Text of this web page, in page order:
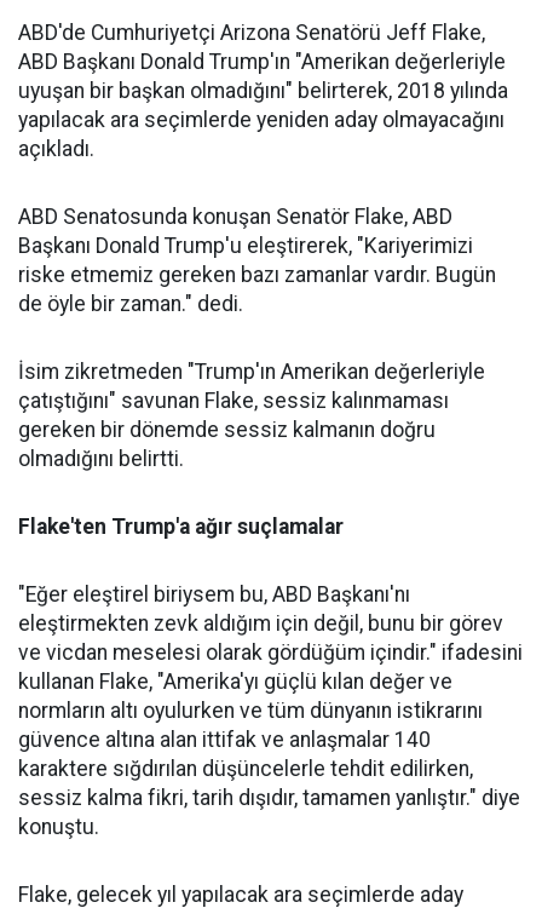
ABD'de Cumhuriyetçi Arizona Senatörü Jeff Flake,
ABD Başkanı Donald Trump'ın "Amerikan değerleriyle
uyuşan bir başkan olmadığını" belirterek, 2018 yılında
yapılacak ara seçimlerde yeniden aday olmayacağını
açıkladı.
ABD Senatosunda konuşan Senatör Flake, ABD
Başkanı Donald Trump'u eleştirerek, "Kariyerimizi
riske etmemiz gereken bazı zamanlar vardır. Bugün
de öyle bir zaman." dedi.
İsim zikretmeden "Trump'ın Amerikan değerleriyle
çatıştığını" savunan Flake, sessiz kalınmaması
gereken bir dönemde sessiz kalmanın doğru
olmadığını belirtti.
Flake'ten Trump'a ağır suçlamalar
"Eğer eleştirel biriysem bu, ABD Başkanı'nı
eleştirmekten zevk aldığım için değil, bunu bir görev
ve vicdan meselesi olarak gördüğüm içindir." ifadesini
kullanan Flake, "Amerika'yı güçlü kılan değer ve
normların altı oyulurken ve tüm dünyanın istikrarını
güvence altına alan ittifak ve anlaşmalar 140
karaktere sığdırılan düşüncelerle tehdit edilirken,
sessiz kalma fikri, tarih dışıdır, tamamen yanlıştır." diye
konuştu.
Flake, gelecek yıl yapılacak ara seçimlerde aday